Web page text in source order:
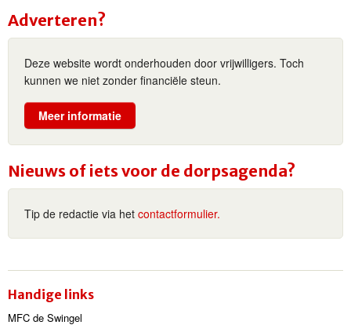
Adverteren?
Deze website wordt onderhouden door vrijwilligers. Toch
kunnen we niet zonder financiële steun.
Meer informatie
Nieuws of iets voor de dorpsagenda?
Tip de redactie via het contactformulier.
Handige links
MFC de Swingel